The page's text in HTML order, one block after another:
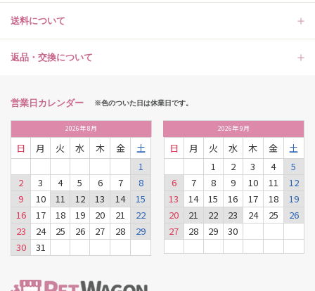
送料について
返品・交換について
営業日カレンダー ※色のついた日は休業日です。
2026年8月
日 月 火 水 木 金
土
1
2
3 4 5 6 7
8
9
10 11 12 13 14
15
16
17 18 19 20 21
22
23
24 25 26 27 28
29
30
31
2026年9月
日 月 火 水 木 金
土
1
2 3 4
5
6
7 8 9 10 11
12
13
14 15 16 17 18
19
20
21 22 23 24 25
26
27
28 29 30